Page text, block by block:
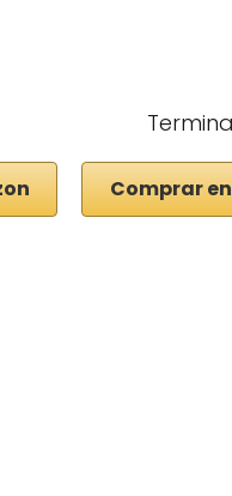
Comprar